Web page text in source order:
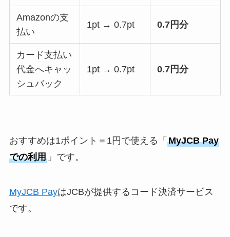
Amazonの支
払い
1pt → 0.7pt 0.7円分
カード支払い
代金へキャッ
シュバック
1pt → 0.7pt 0.7円分
おすすめは1ポイント＝1円で使える「 MyJCB Pay
での利用」です。
MyJCB PayはJCBが提供するコード決済サービス
です。